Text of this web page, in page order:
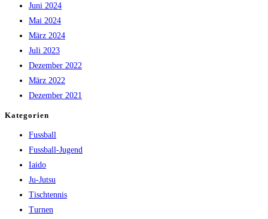
Juni 2024
Mai 2024
März 2024
Juli 2023
Dezember 2022
März 2022
Dezember 2021
Kategorien
Fussball
Fussball-Jugend
Iaido
Ju-Jutsu
Tischtennis
Turnen